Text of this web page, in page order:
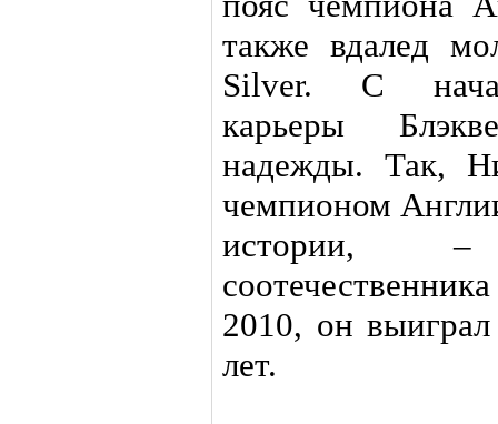
также вдалед
Silver. С
карьеры
надежды. Так,
чемпионом
истории, –
2010, он выиграл
лет.